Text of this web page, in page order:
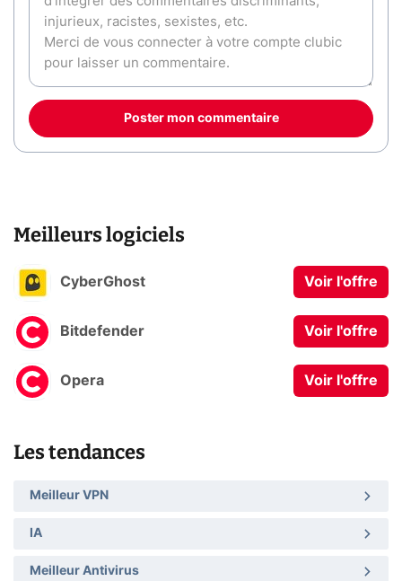
Poster mon commentaire
Meilleurs logiciels
CyberGhost Voir l'offre
Bitdefender Voir l'offre
Opera Voir l'offre
Les tendances
Meilleur VPN
IA
Meilleur Antivirus